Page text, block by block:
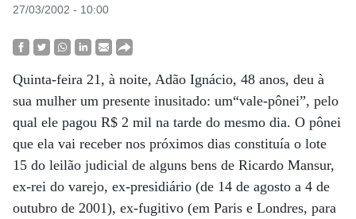
27/03/2002 - 10:00
Quinta-feira 21, à noite, Adão Ignácio, 48 anos, deu à
sua mulher um presente inusitado: um“vale-pônei”, pelo
qual ele pagou R$ 2 mil na tarde do mesmo dia. O pônei
que ela vai receber nos próximos dias constituía o lote
15 do leilão judicial de alguns bens de Ricardo Mansur,
ex-rei do varejo, ex-presidiário (de 14 de agosto a 4 de
outubro de 2001), ex-fugitivo (em Paris e Londres, para